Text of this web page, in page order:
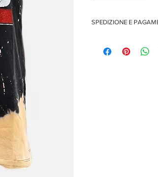
SPEDIZIONE E
Pagamenti sicuri con